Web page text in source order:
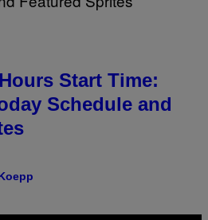
Start Time:
Schedule and